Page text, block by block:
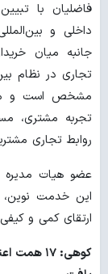
‌فاضلیان با
داخلی و
جانبه میان
تجاری در نظام
مشخص است و ما
تجربه مشتری،
روابط تجاری
عضو هیات مدیره
این خدمت نوین،
ارتقای کمی و
کوهی: ۱۷